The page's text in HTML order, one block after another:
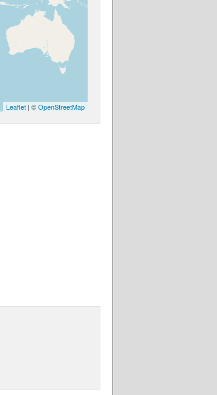
Leaflet | ©OpenStreetMap